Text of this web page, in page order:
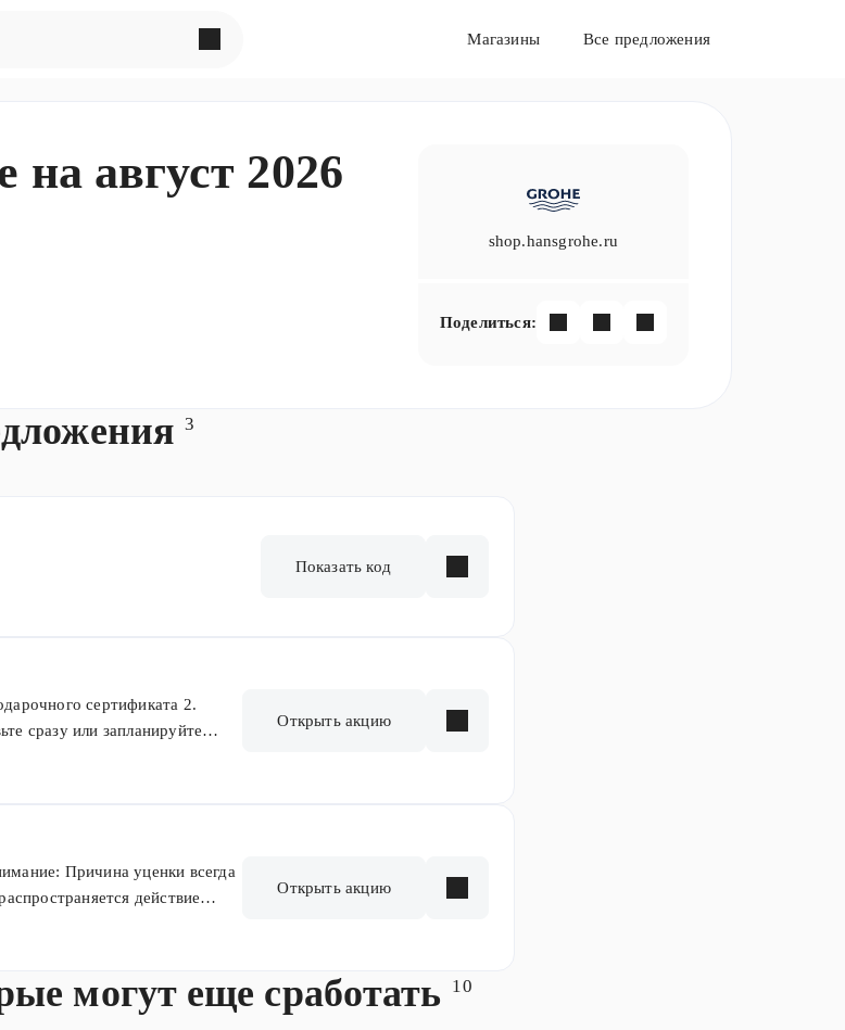
по-другому
Магазины Все предложения
август 2026
shop.hansgrohe.ru
Поделиться:
3
Показать код
сертификата 2.
сразу или запланируйте
Открыть акцию
Причина уценки всегда
действие
Открыть акцию
могут еще сработать 10